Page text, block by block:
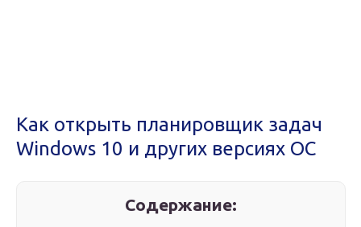
Как открыть планировщик задач
Windows 10 и других версиях ОС
Содержание: